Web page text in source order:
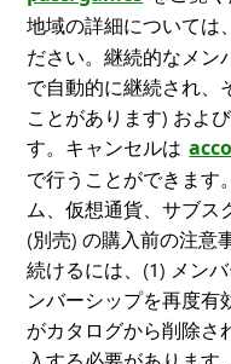
地域の詳細については、
ださい。継続的なメン
で自動的に継続され、
ことがあります) およ
す。キャンセルは
で行うことができます
ム、仮想通貨、サブス
(別売) の購入前の注意
続けるには、(1) メン
ンバーシップを再度有
がカタログから削除さ